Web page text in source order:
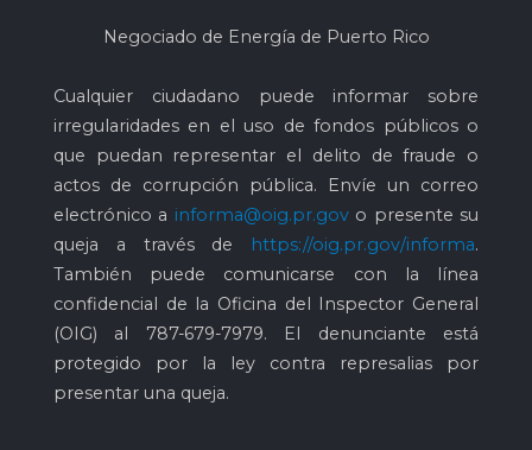
Negociado de Energía de Puerto Rico
Cualquier ciudadano puede informar sobre
irregularidades en el uso de fondos públicos o
que puedan representar el delito de fraude o
actos de corrupción pública. Envíe un correo
electrónico a informa@oig.pr.govo presente su
queja a través de
https://oig.pr.gov/informa.
También puede comunicarse con la línea
confidencial de la Oficina del Inspector General
(OIG) al 787-679-7979. El denunciante está
protegido por la ley contra represalias por
presentar una queja.